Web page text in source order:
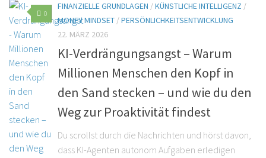
0
FINANZIELLE GRUNDLAGEN /KÜNSTLICHE INTELLIGENZ /
MONEY MINDSET /PERSÖNLICHKEITSENTWICKLUNG
22. MÄRZ 2026
KI-Verdrängungsangst – Warum
Millionen Menschen den Kopf in
den Sand stecken – und wie du den
Weg zur Proaktivität findest
Du scrollst durch die Nachrichten und hörst davon,
dass KI-Agenten autonom Aufgaben erledigen